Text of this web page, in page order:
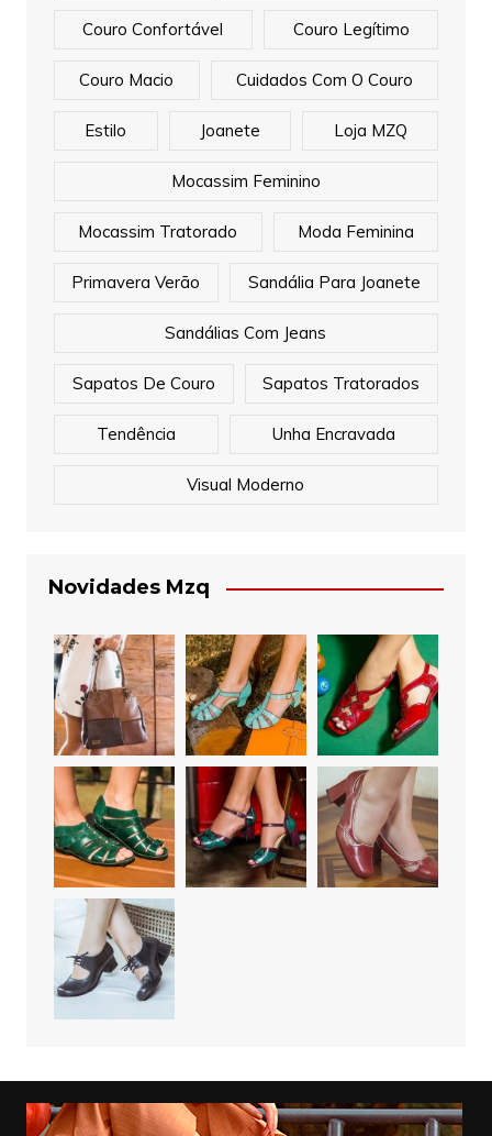
Couro Confortável Couro Legítimo
Couro Macio Cuidados Com O Couro
Estilo Joanete Loja MZQ
Mocassim Feminino
Mocassim Tratorado Moda Feminina
Primavera Verão Sandália Para Joanete
Sandálias Com Jeans
Sapatos De Couro Sapatos Tratorados
Tendência Unha Encravada
Visual Moderno
Novidades Mzq